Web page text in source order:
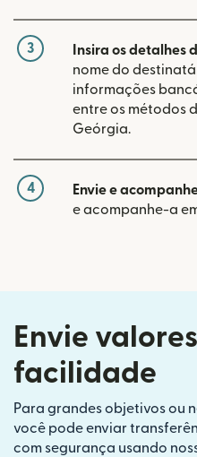
3 Insira os detalhes
nome do
informações
entre os métodos
Geórgia.
4 Envie e
e acompanhe-a
Envie
facilidade
Para grandes objetivos ou
você pode enviar
com segurança usando